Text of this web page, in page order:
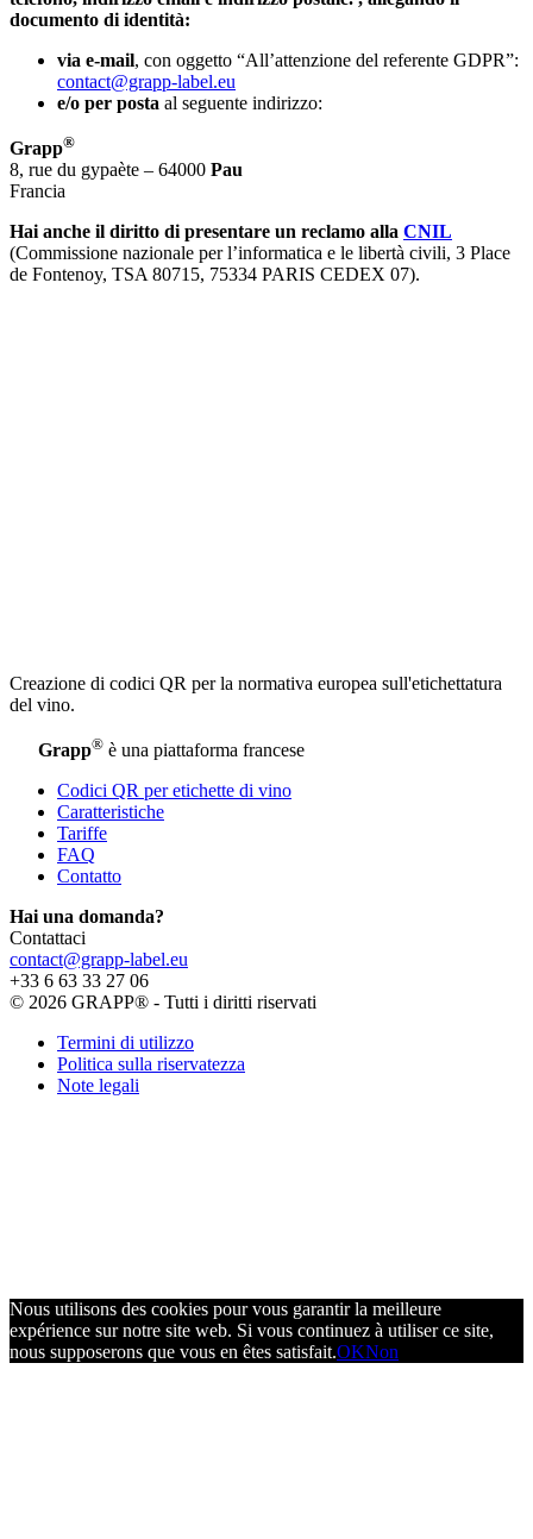
documento di identità:
via e-mail, con oggetto “All’attenzione del referente GDPR”:
contact@grapp-label.eu
e/o per posta al seguente indirizzo:
Grapp®
8, rue du gypaète – 64000 Pau
Francia
Hai anche il diritto di presentare un reclamo alla CNIL
(Commissione nazionale per l’informatica e le libertà civili, 3 Place
de Fontenoy, TSA 80715, 75334 PARIS CEDEX 07).
Creazione di codici QR per la normativa europea sull'etichettatura
del vino.
Grapp® è una piattaforma francese
Codici QR per etichette di vino
Caratteristiche
Tariffe
FAQ
Contatto
Hai una domanda?
Contattaci
contact@grapp-label.eu
+33 6 63 33 27 06
© 2026 GRAPP® - Tutti i diritti riservati
Termini di utilizzo
Politica sulla riservatezza
Note legali
Nous utilisons des cookies pour vous garantir la meilleure
expérience sur notre site web. Si vous continuez à utiliser ce site,
nous supposerons que vous en êtes satisfait.OKNon